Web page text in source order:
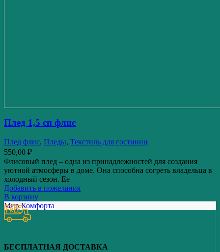
Плед 1,5 сп флис
Плед флис, Пледы, Текстиль для гостиниц
550,00 ₽
Флисовый плед – одна из принадлежностей для создания
уютной атмосферы в доме. Она способна согреть владельца в
холодный сезон. Ее
Добавить в пожелания
В корзину
Мир Комфорта
БЕСПЛАТНАЯ ДОСТАВКА